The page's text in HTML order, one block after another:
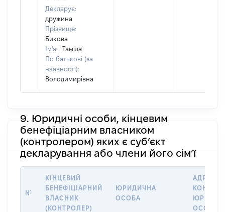
Декларує:
дружина
Прізвище:
Бикова
Ім'я:
Таміла
По батькові (за
наявності):
Володимирівна
9. Юридичні особи, кінцевим
бенефіціарним власником
(контролером) яких є суб’єкт
декларування або члени його сім’ї
№
КІНЦЕВИЙ
БЕНЕФІЦІАРНИЙ
ВЛАСНИК
(КОНТРОЛЕР)
ЮРИДИЧНА
ОСОБА
АДРЕСА
ОСОБИ